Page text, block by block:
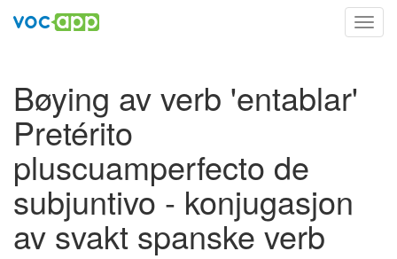
Bøying av verb 'entablar'
Pretérito
pluscuamperfecto de
subjuntivo - konjugasjon
av svakt spanske verb